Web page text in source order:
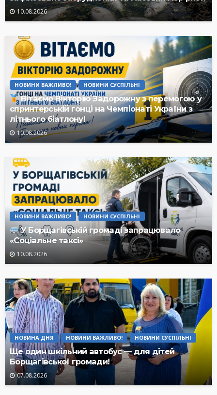
10.08.2026
НОВИНИ ВАЖЛИВО! НОВИНИ СУСПІЛЬНІ
Вітаємо Вікторію Задорожну з перемогою у
спринтерській гонці на Чемпіонаті України з
літнього біатлону!
10.08.2026
НОВИНИ ВАЖЛИВО! НОВИНИ СУСПІЛЬНІ
У Борщагівській громаді запрацювало
«Соціальне таксі»
10.08.2026
НОВИНА ДНЯ НОВИНИ ВАЖЛИВО! НОВИНИ СУСПІЛЬНІ
Ще один шкільний автобус — для дітей
Борщагівської громади!
07.08.2026